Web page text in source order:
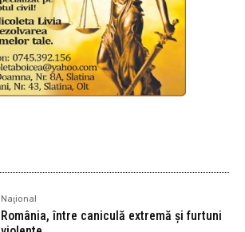
Naţional
România, între caniculă extremă și furtuni